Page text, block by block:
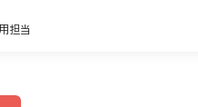
担当